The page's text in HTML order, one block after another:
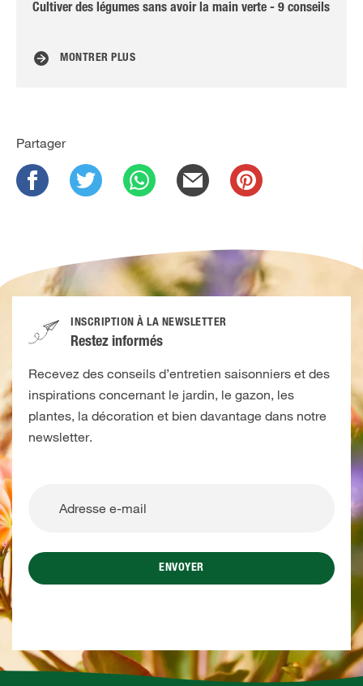
Cultiver des légumes sans avoir la main verte - 9 conseils
MONTRER PLUS
Partager
INSCRIPTION À LA NEWSLETTER
Restez informés
Recevez des conseils d’entretien saisonniers et des
inspirations concernant le jardin, le gazon, les
plantes, la décoration et bien davantage dans notre
newsletter.
ENVOYER